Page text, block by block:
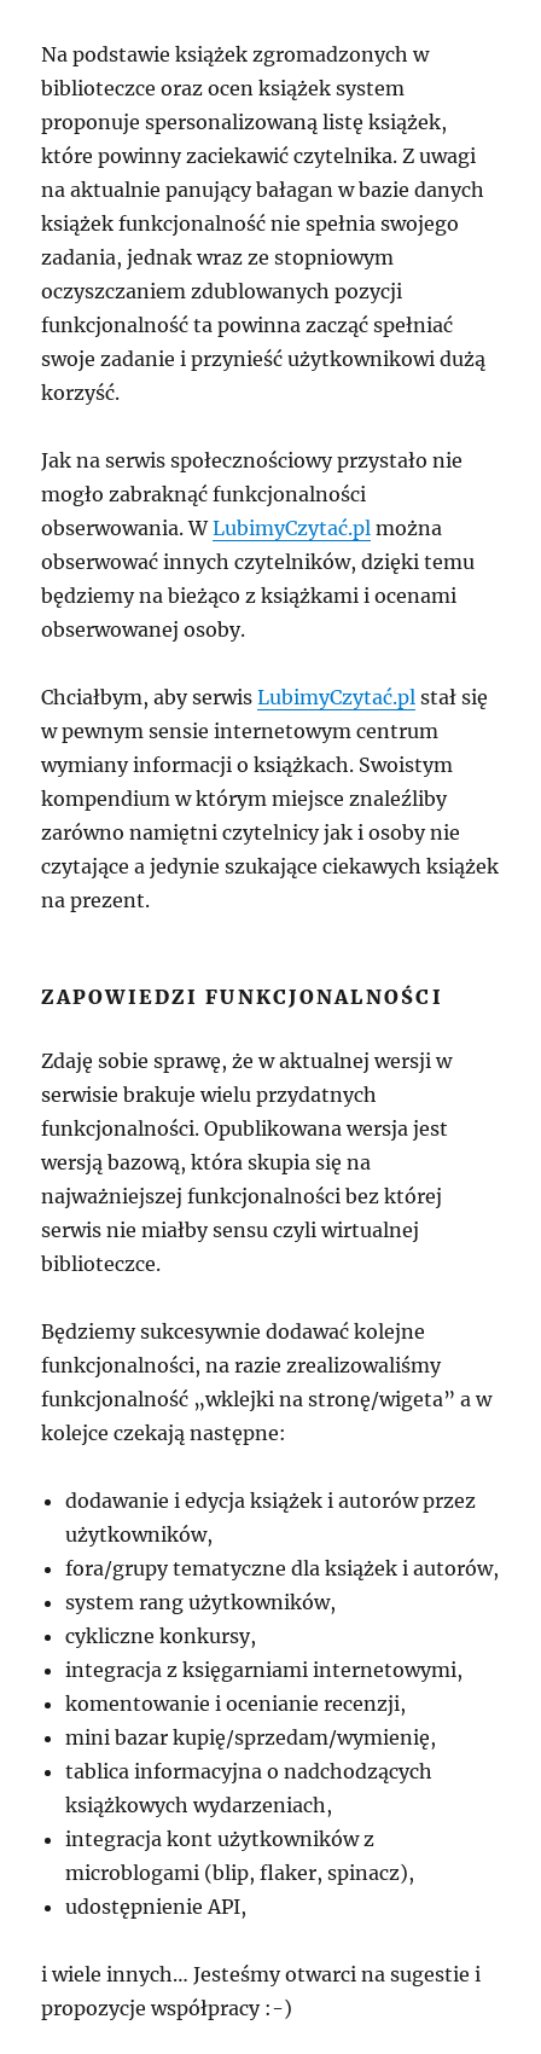
Na podstawie książek zgromadzonych w
biblioteczce oraz ocen książek system
proponuje spersonalizowaną listę książek,
które powinny zaciekawić czytelnika. Z uwagi
na aktualnie panujący bałagan w bazie danych
książek funkcjonalność nie spełnia swojego
zadania, jednak wraz ze stopniowym
oczyszczaniem zdublowanych pozycji
funkcjonalność ta powinna zacząć spełniać
swoje zadanie i przynieść użytkownikowi dużą
korzyść.
Jak na serwis społecznościowy przystało nie
mogło zabraknąć funkcjonalności
obserwowania. WLubimyCzytać.pl można
obserwować innych czytelników, dzięki temu
będziemy na bieżąco z książkami i ocenami
obserwowanej osoby.
Chciałbym, aby serwisLubimyCzytać.pl stał się
w pewnym sensie internetowym centrum
wymiany informacji o książkach. Swoistym
kompendium w którym miejsce znaleźliby
zarówno namiętni czytelnicy jak i osoby nie
czytające a jedynie szukające ciekawych książek
na prezent.
ZAPOWIEDZI FUNKCJONALNOŚCI
Zdaję sobie sprawę, że w aktualnej wersji w
serwisie brakuje wielu przydatnych
funkcjonalności. Opublikowana wersja jest
wersją bazową, która skupia się na
najważniejszej funkcjonalności bez której
serwis nie miałby sensu czyli wirtualnej
biblioteczce.
Będziemy sukcesywnie dodawać kolejne
funkcjonalności, na razie zrealizowaliśmy
funkcjonalność „wklejki na stronę/wigeta” a w
kolejce czekają następne:
dodawanie i edycja książek i autorów przez
użytkowników,
fora/grupy tematyczne dla książek i autorów,
system rang użytkowników,
cykliczne konkursy,
integracja z księgarniami internetowymi,
komentowanie i ocenianie recenzji,
mini bazar kupię/sprzedam/wymienię,
tablica informacyjna o nadchodzących
książkowych wydarzeniach,
integracja kont użytkowników z
microblogami (blip, flaker, spinacz),
udostępnienie API,
i wiele innych… Jesteśmy otwarci na sugestie i
propozycje współpracy :-)